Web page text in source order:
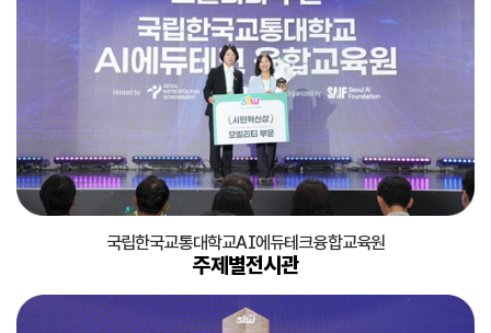
국립한국교통대학교AI에듀테크융합교육원
주제별전시관